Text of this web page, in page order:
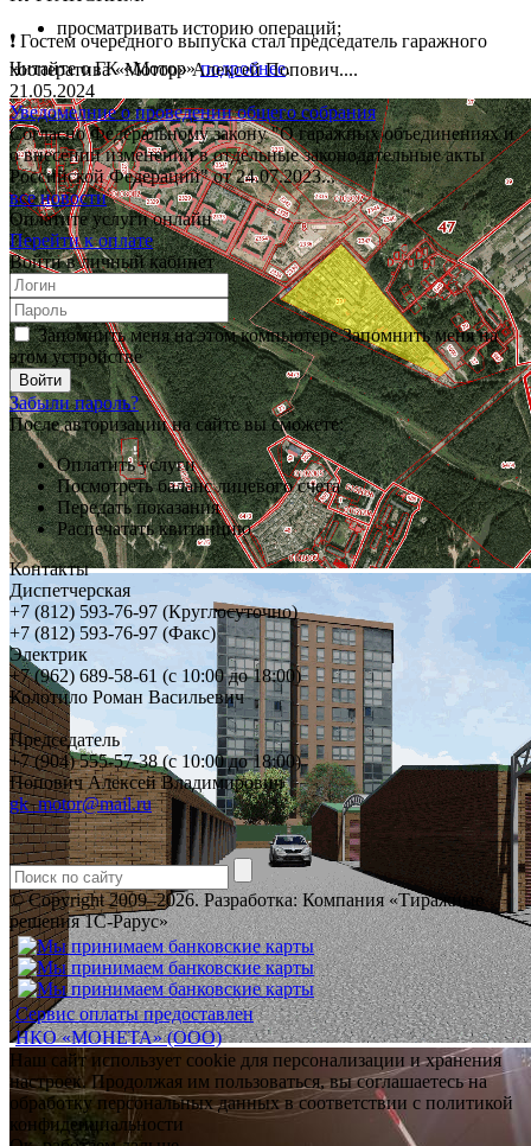
просматривать историю операций;
Читайте о ГК «Мотор»подробнее.
❗ Гостем очередного выпуска стал председатель гаражного
кооператива «Мотор» Алексей Попович....
21.05.2024
Уведомелние о проведении общего собрания
Согласно Федеральному закону "О гаражных объединениях и
о внесении изменений в отдельные законодательные акты
Российской Федерации" от 24.07.2023...
все новости
Оплатите услуги онлайн
Перейти к оплате
Войти в личный кабинет
Запомнить меня на этом компьютере Запомнить меня на
этом устройстве
Забыли пароль?
После авторизации на сайте вы сможете:
Оплатить услуги
Посмотреть баланс лицевого счета
Передать показания
Распечатать квитанцию
Контакты
Диспетчерская
+7 (812) 593-76-97 (Круглосуточно)
+7 (812) 593-76-97 (Факс)
Электрик
+7 (962) 689-58-61 (с 10:00 до 18:00)
Колотило Роман Васильевич
Председатель
+7 (904) 555-57-38 (с 10:00 до 18:00)
Попович Алексей Владимирович
gk_motor@mail.ru
© Copyright 2009–2026. Разработка: Компания «Тиражные
решения 1С-Рарус»
Сервис оплаты предоставлен
НКО «МОНЕТА» (ООО)
Наш сайт использует cookie для персонализации и хранения
настроек. Продолжая им пользоваться, вы соглашаетесь на
обработку персональных данных в соответствии с политикой
конфиденциальности